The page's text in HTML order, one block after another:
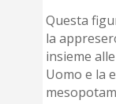
Questa
la
insieme
Uomo e la